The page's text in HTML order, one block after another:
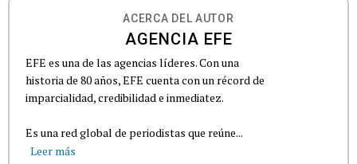
ACERCA DEL AUTOR
AGENCIA EFE
EFE es una de las agencias líderes. Con una
historia de 80 años, EFE cuenta con un récord de
imparcialidad, credibilidad e inmediatez.
Es una red global de periodistas que reúne...
Leer más